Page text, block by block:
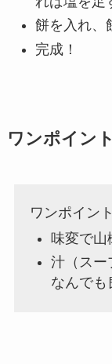
餅を入れ、
完成！
ワンポイン
ワンポイン
味変で山
汁（スー
なんでも